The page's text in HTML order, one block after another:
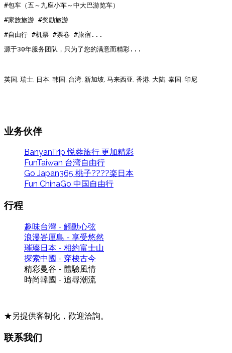
#包车（五～九座小车～中大巴游览车）
#家族旅游 #奖励旅游
#自由行 #机票 #票卷 #旅宿...
源于30年服务团队，只为了您的满意而精彩...
英国, 瑞士, 日本, 韩国, 台湾, 新加坡, 马来西亚, 香港, 大陆, 泰国, 印尼
业务伙伴
BanyanTrip 悦蓉旅行 更加精彩
FunTaiwan 台湾自由行
Go Japan365 桃子????楽日本
Fun ChinaGo 中国自由行
行程
趣味台灣 - 觸動心弦
浪漫峇厘島 - 享受悠然
璀璨日本 - 相約富士山
探索中國 - 穿梭古今
精彩曼谷 - 體驗風情
時尚韓國 - 追尋潮流
★另提供客制化，歡迎洽詢。
联系我们